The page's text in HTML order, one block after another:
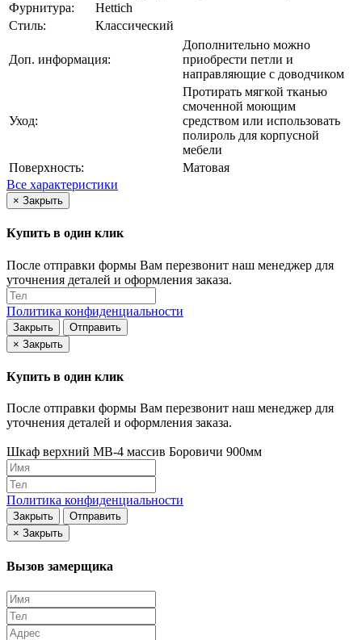
Фурнитура:
Hettich
Стиль:
Классический
Доп. информация:
Дополнительно можно
приобрести петли и
направляющие с доводчиком
Уход:
Протирать мягкой тканью
смоченной моющим
средством или использовать
полироль для корпусной
мебели
Поверхность:
Матовая
Все характеристики
× Закрыть
Купить в один клик
После отправки формы Вам перезвонит наш менеджер для
уточнения деталей и оформления заказа.
Политика конфиденциальности
Закрыть
Отправить
× Закрыть
Купить в один клик
После отправки формы Вам перезвонит наш менеджер для
уточнения деталей и оформления заказа.
Шкаф верхний МВ-4 массив Боровичи 900мм
Политика конфиденциальности
Закрыть
Отправить
× Закрыть
Вызов замерщика